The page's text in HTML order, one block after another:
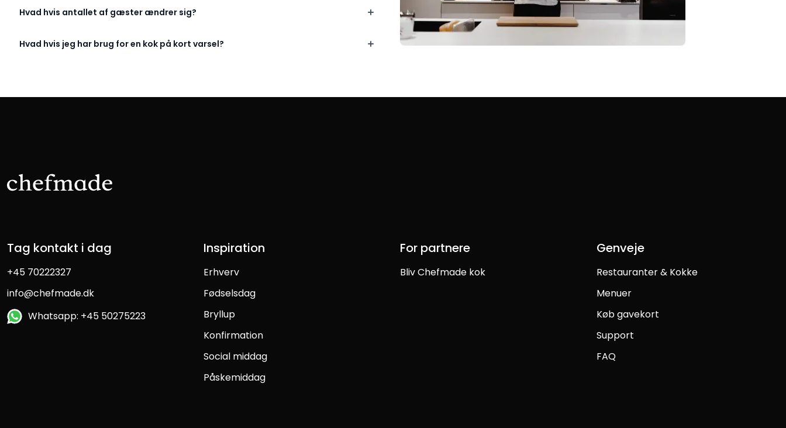
Hvad hvis antallet af gæster ændrer sig?
Hvad hvis jeg har brug for en kok på kort varsel?
Tag kontakt i dag
+45 70222327
info@chefmade.dk
Whatsapp: +45 50275223
Inspiration
Erhverv
Fødselsdag
Bryllup
Konfirmation
Social middag
Påskemiddag
For partnere
Bliv Chefmade kok
Genveje
Restauranter & Kokke
Menuer
Køb gavekort
Support
FAQ